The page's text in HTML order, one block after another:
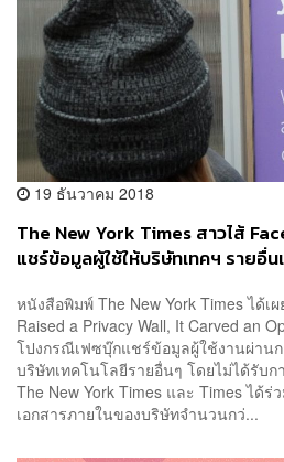
19 ธันวาคม 2018
The New York Times สาวไส้
แชร์ข้อมูลผู้ใช้ให้บริษัทเทคฯ รายอื่
หนังสือพิมพ์ The New York Times ได้เ
Raised a Privacy Wall, It Carved an
โปงกรณีเฟซบุ๊กแชร์ข้อมูลผู้ใช้งานผ่านก
บริษัทเทคโนโลยีรายอื่นๆ โดยไม่ได้รับ
The New York Times และ Times ได้
เอกสารภายในของบริษัทจำนวนกว่...